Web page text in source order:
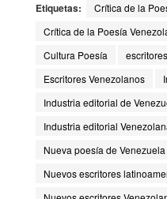
Etiquetas:
Crítica de la
Crítica de la Poesía
Cultura Poesía
Escritores Venezolanos
Industria editorial de
Industria editorial
Nueva poesía de Venezuela
Nuevos escritores